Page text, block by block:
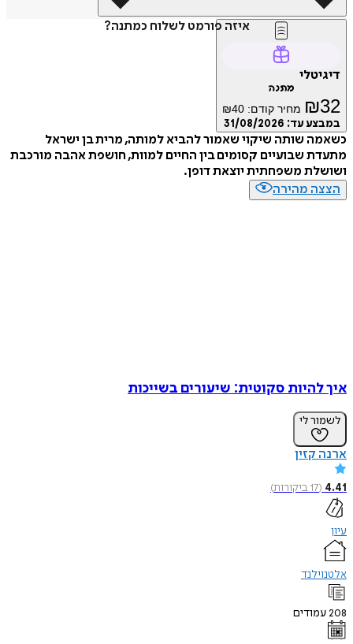
איזה פורמט לשלוח כמתנה?
דיגיטלי
מתנה
₪32 מחיר קודם: ₪40
במבצע עד: 31/08/2026
כשאמה שותה שיקוי שאמור להביא למותה, מרית בן ישראל
מתעדת שבועיים קסומים בין החיים למוות, חושפת אהבה מורכבת
ושושלת משפחתית יוצאת דופן.
הצצה מהירה
איך להיות סקוטית: שיעורים בשייכות
לשמור לי
ארנה קזין
4.41
(
17ביקורות)
עיון
אלטנוילנד
208עמודים